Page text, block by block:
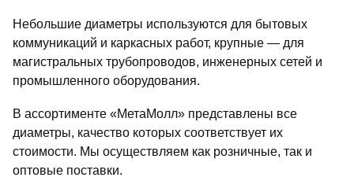
Небольшие диаметры используются для бытовых
коммуникаций и каркасных работ, крупные — для
магистральных трубопроводов, инженерных сетей и
промышленного оборудования.
В ассортименте «МетаМолл» представлены все
диаметры, качество которых соответствует их
стоимости. Мы осуществляем как розничные, так и
оптовые поставки.